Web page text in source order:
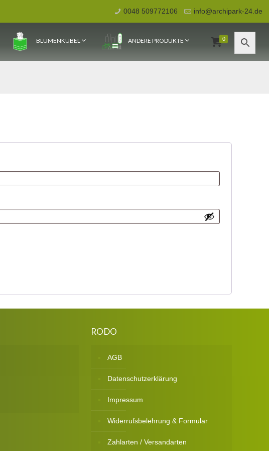
0048 509772106 info@archipark-24.de
BLUMENKÜBEL ANDERE PRODUKTE 0
RODO
AGB
Datenschutzerklärung
Impressum
Widerrufsbelehrung & Formular
Zahlarten / Versandarten